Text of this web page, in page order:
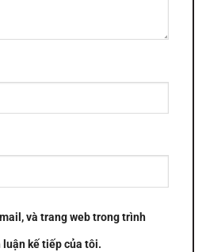
và trang web trong trình
kế tiếp của tôi.